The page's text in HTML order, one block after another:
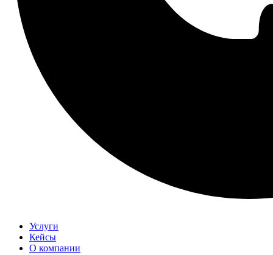
Услуги
Кейсы
О компании